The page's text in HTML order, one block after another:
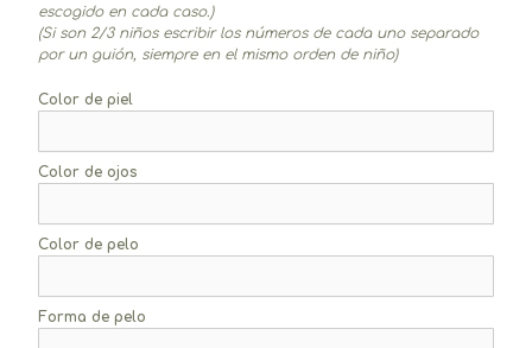
escogido en cada caso.)
(Si son 2/3 niños escribir los números de cada uno separado
por un guión, siempre en el mismo orden de niño)
Color de piel
Color de ojos
Color de pelo
Forma de pelo